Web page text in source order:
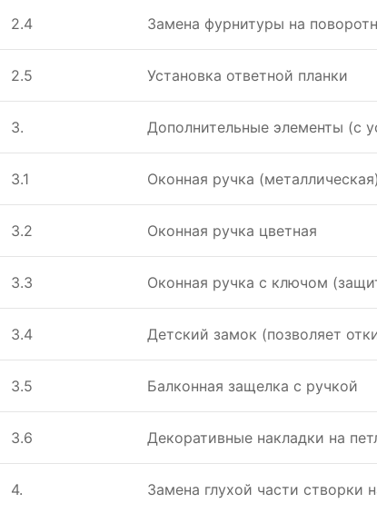
2.4 Замена фурнитуры на
2.5 Установка ответной планки
3. Дополнительные элементы (с
3.1 Оконная ручка
3.2 Оконная ручка цветная
3.3 Оконная ручка с ключом
3.4 Детский замок (позволяет
3.5 Балконная защелка с ручкой
3.6 Декоративные накладки на
4. Замена глухой части створки